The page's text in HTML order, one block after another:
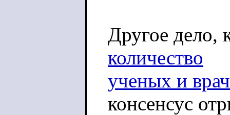
Другое дело,
количество
ученых и
консенсус